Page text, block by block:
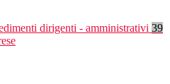
dirigenti - amministrativi 39